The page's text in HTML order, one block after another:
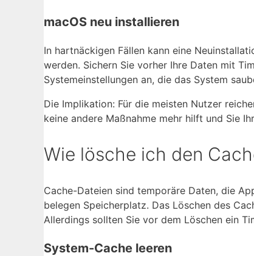
macOS neu installieren
In hartnäckigen Fällen kann eine
werden. Sichern Sie vorher Ihre Daten mit
Systemeinstellungen an, die das System
Die Implikation: Für die meisten Nutzer
keine andere Maßnahme mehr hilft und Sie
Wie lösche ich den
Cache-Dateien sind temporäre Daten, die
belegen Speicherplatz. Das Löschen des
Allerdings sollten Sie vor dem Löschen ein
System-Cache leeren